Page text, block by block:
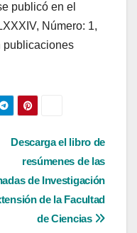
publicó en el
Número: 1,
publicaciones
Descarga el libro de
resúmenes de las
de Investigación
de la Facultad
de Ciencias